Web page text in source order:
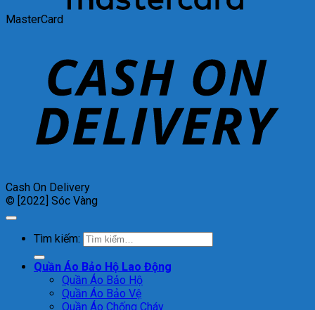
MasterCard
Cash On Delivery
© [2022] Sóc Vàng
Tìm kiếm:
Quần Áo Bảo Hộ Lao Động
Quần Áo Bảo Hộ
Quần Áo Bảo Vệ
Quần Áo Chống Cháy